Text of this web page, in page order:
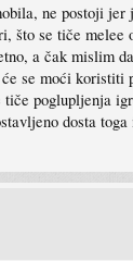
ne postoji jer
što se tiče melee
a čak mislim
se moći koristiti
poglupljenja
dosta toga